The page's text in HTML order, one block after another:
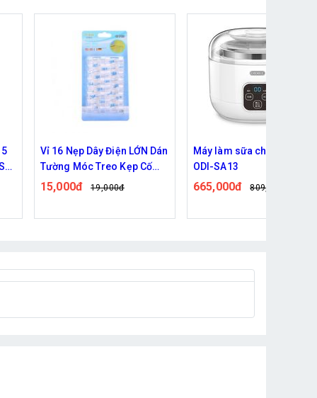
Máy làm sữa chua đa năng
ODI-SA13
665,000đ 809,000đ
Van điện từ tự động 220V
ren trong 21 ly
275,000đ 326,000đ